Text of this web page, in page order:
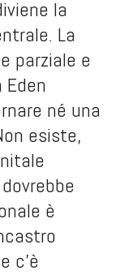
la
La
parziale e
né una
esiste,
è
c’è